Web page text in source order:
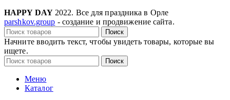
HAPPY DAY 2022. Все для праздника в Орле
parshkov.group - создание и продвижение сайта.
Поиск
Начните вводить текст, чтобы увидеть товары, которые вы
ищете.
Поиск
Меню
Каталог